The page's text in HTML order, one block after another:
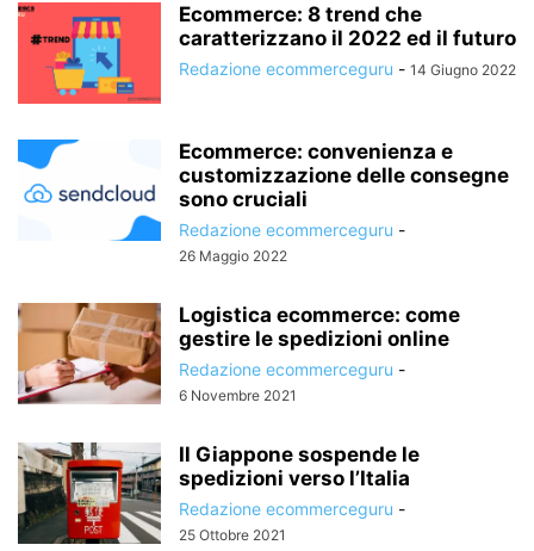
Ecommerce: 8 trend che
caratterizzano il 2022 ed il futuro
Redazione ecommerceguru - 14 Giugno 2022
Ecommerce: convenienza e
customizzazione delle consegne
sono cruciali
Redazione ecommerceguru -
26 Maggio 2022
Logistica ecommerce: come
gestire le spedizioni online
Redazione ecommerceguru -
6 Novembre 2021
Il Giappone sospende le
spedizioni verso l’Italia
Redazione ecommerceguru -
25 Ottobre 2021